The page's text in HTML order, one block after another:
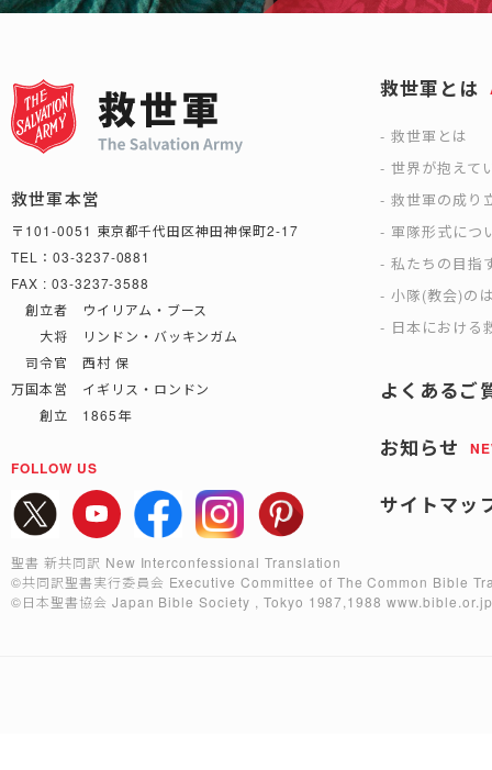
救世軍本営
〒101-0051 東京都千代田区神田神保町2-17
TEL：03-3237-0881
FAX : 03-3237-3588
創立者 ウイリアム・ブース
大将 リンドン・バッキンガム
司令官 西村 保
万国本営 イギリス・ロンドン
創立 1865年
FOLLOW US
救世軍とは
救世軍とは
世界が抱えて
救世軍の成り
軍隊形式につ
私たちの目指
小隊(教会)の
日本における
よくあるご
お知らせ
サイトマッ
聖書 新共同訳 New Interconfessional Translation
©共同訳聖書実行委員会 Executive Committee of The Common Bible
©日本聖書協会 Japan Bible Society , Tokyo 1987,1988www.bible.or.jp